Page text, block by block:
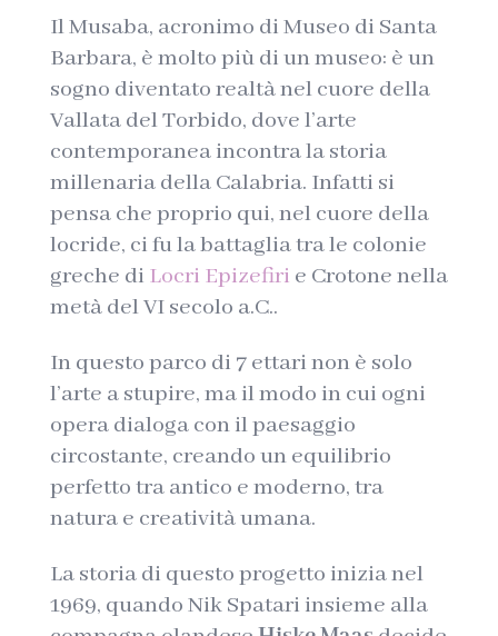
Il Musaba, acronimo di Museo di Santa
Barbara, è molto più di un museo: è un
sogno diventato realtà nel cuore della
Vallata del Torbido, dove l’arte
contemporanea incontra la storia
millenaria della Calabria. Infatti si
pensa che proprio qui, nel cuore della
locride, ci fu la battaglia tra le colonie
greche di Locri Epizefiri e Crotone nella
metà del VI secolo a.C..
In questo parco di 7 ettari non è solo
l’arte a stupire, ma il modo in cui ogni
opera dialoga con il paesaggio
circostante, creando un equilibrio
perfetto tra antico e moderno, tra
natura e creatività umana.
La storia di questo progetto inizia nel
1969, quando Nik Spatari insieme alla